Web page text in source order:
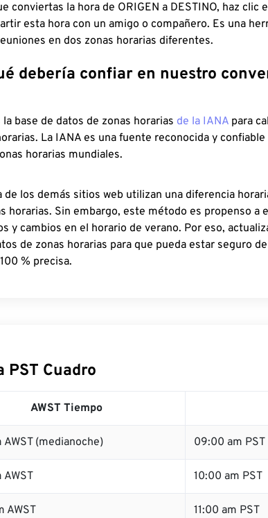
conviertas la hora de ORIGEN a DESTINO, haz clic
esta hora con un amigo o compañero. Es una
en dos zonas horarias diferentes.
debería confiar en nuestro
base de datos de zonas horarias de la IANA para
La IANA es una fuente reconocida y
horarias mundiales.
de los demás sitios web utilizan una diferencia
horarias. Sin embargo, este método es propenso a
y cambios en el horario de verano. Por eso,
de zonas horarias para que pueda estar seguro
% precisa.
PST Cuadro
AWST Tiempo
AWST (medianoche) 09:00 am PST
AWST 10:00 am PST
AWST 11:00 am PST